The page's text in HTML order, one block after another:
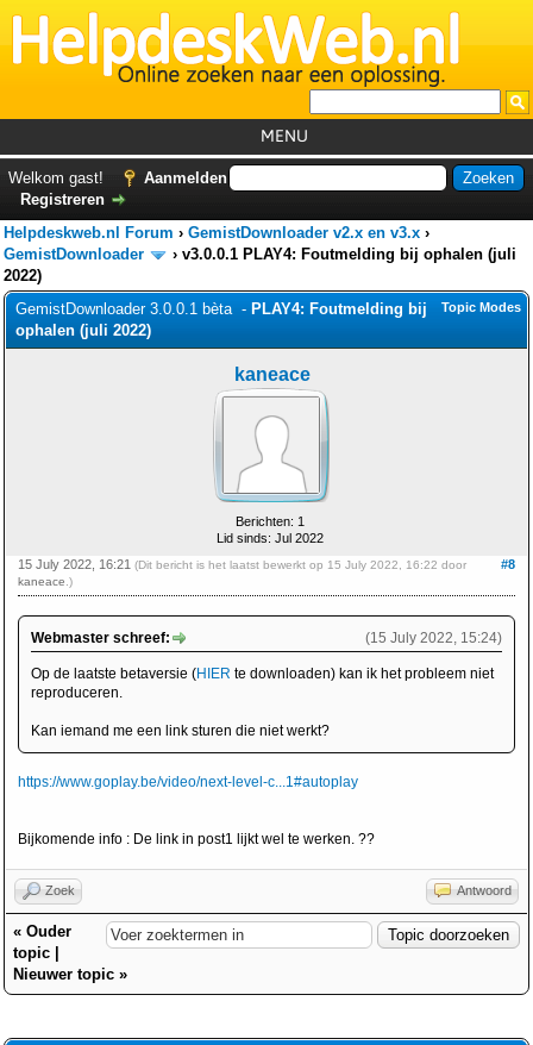
MENU
Foutcodes
Helpdesks
Forum
Welkom gast!
Aanmelden
Registreren
Helpdeskweb.nl Forum › GemistDownloader v2.x en v3.x ›
GemistDownloader
› v3.0.0.1 PLAY4: Foutmelding bij ophalen (juli
2022)
Topic Modes
GemistDownloader 3.0.0.1 bèta - PLAY4: Foutmelding bij
ophalen (juli 2022)
kaneace
Berichten: 1
Lid sinds: Jul 2022
#8
15 July 2022, 16:21 (Dit bericht is het laatst bewerkt op 15 July 2022, 16:22 door
kaneace .)
(15 July 2022, 15:24)
Webmaster schreef:
Op de laatste betaversie (HIER te downloaden) kan ik het probleem niet
reproduceren.
Kan iemand me een link sturen die niet werkt?
https://www.goplay.be/video/next-level-c...1#autoplay
Bijkomende info : De link in post1 lijkt wel te werken. ??
Zoek Antwoord
« Ouder
topic
Nieuwer topic »